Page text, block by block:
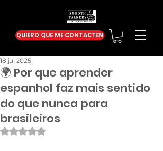
QUIERO QUE ME CONTACTEN
🌍 Por que aprender
espanhol faz mais sentido
do que nunca para
brasileiros
18 jul 2025
Obtuvo NaN de 5 estrellas.